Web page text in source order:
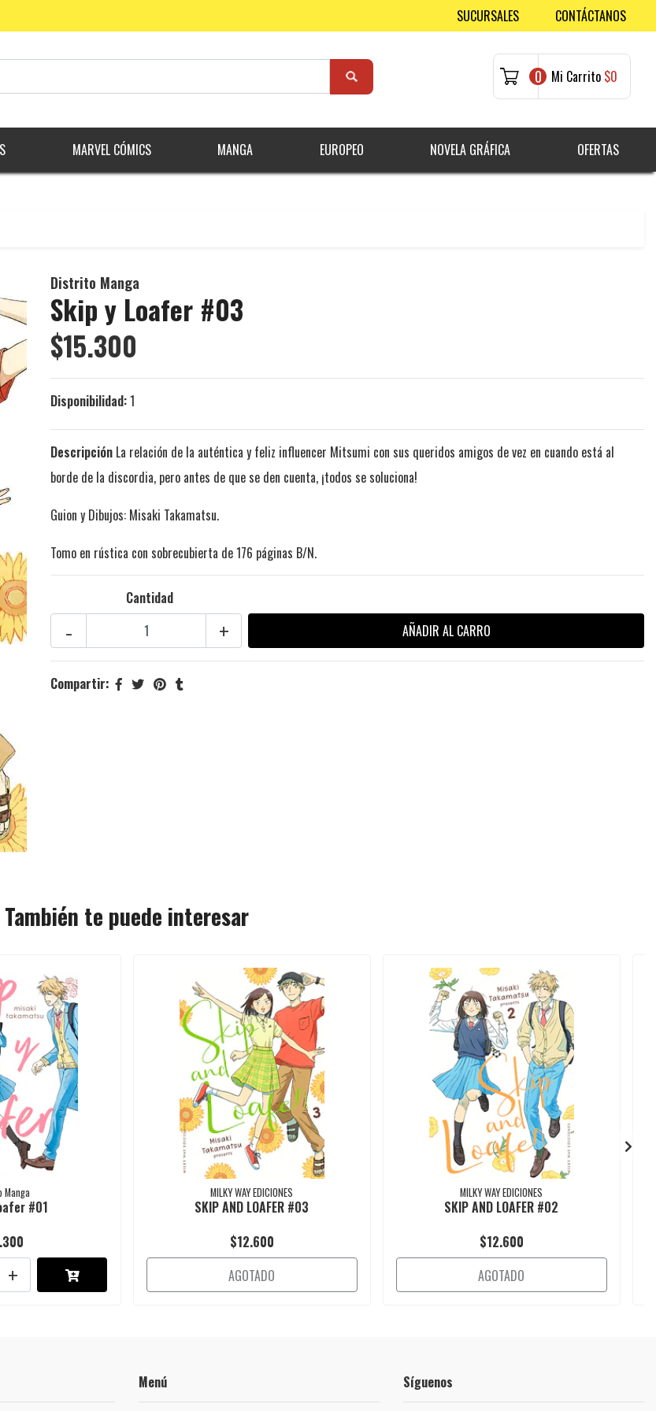
SUCURSALES CONTÁCTANOS
0 Mi Carrito $0
MARVEL CÓMICS MANGA EUROPEO NOVELA GRÁFICA OFERTAS
Distrito Manga
Skip y Loafer #03
$15.300
Disponibilidad:1
Descripción La relación de la auténtica y feliz influencer Mitsumi con sus queridos amigos de vez en cuando está al
borde de la discordia, pero antes de que se den cuenta, ¡todos se soluciona!
Guion y Dibujos: Misaki Takamatsu.
Tomo en rústica con sobrecubierta de 176 páginas B/N.
Cantidad
+
-
Compartir:
También te puede interesar
Manga
#01
+
MILKY WAY EDICIONES
SKIP AND LOAFER #03
$12.600
AGOTADO
MILKY WAY EDICIONES
SKIP AND LOAFER #02
$12.600
AGOTADO
Menú Síguenos